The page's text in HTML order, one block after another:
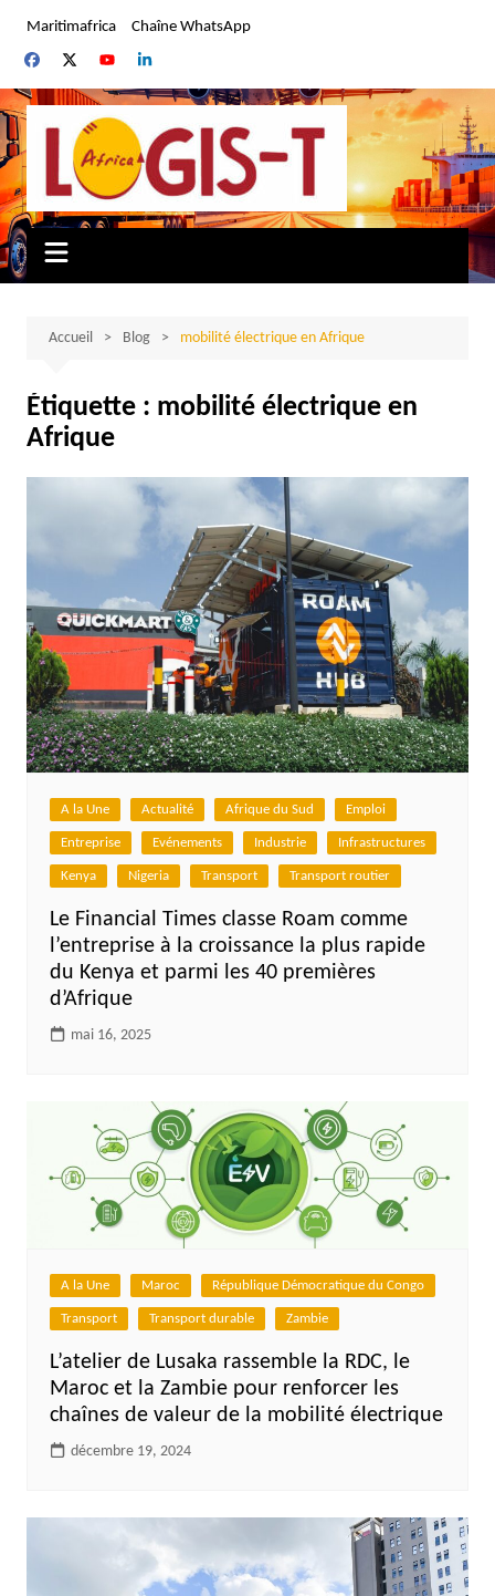
contenu
Maritimafrica Chaîne WhatsApp
Accueil Blog mobilité électrique en Afrique
Étiquette : mobilité électrique en
Afrique
A la Une Actualité Afrique du Sud Emploi
Entreprise Evénements Industrie Infrastructures
Kenya Nigeria Transport Transport routier
Le Financial Times classe Roam comme
l’entreprise à la croissance la plus rapide
du Kenya et parmi les 40 premières
d’Afrique
mai 16, 2025
A la Une Maroc République Démocratique du Congo
Transport Transport durable Zambie
L’atelier de Lusaka rassemble la RDC, le
Maroc et la Zambie pour renforcer les
chaînes de valeur de la mobilité électrique
décembre 19, 2024